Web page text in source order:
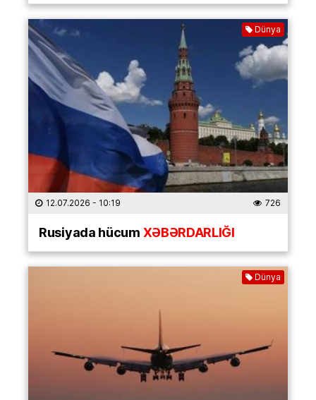
Dünya
12.07.2026 - 10:19 726
Rusiyada hücumXƏBƏRDARLIĞI
Dünya